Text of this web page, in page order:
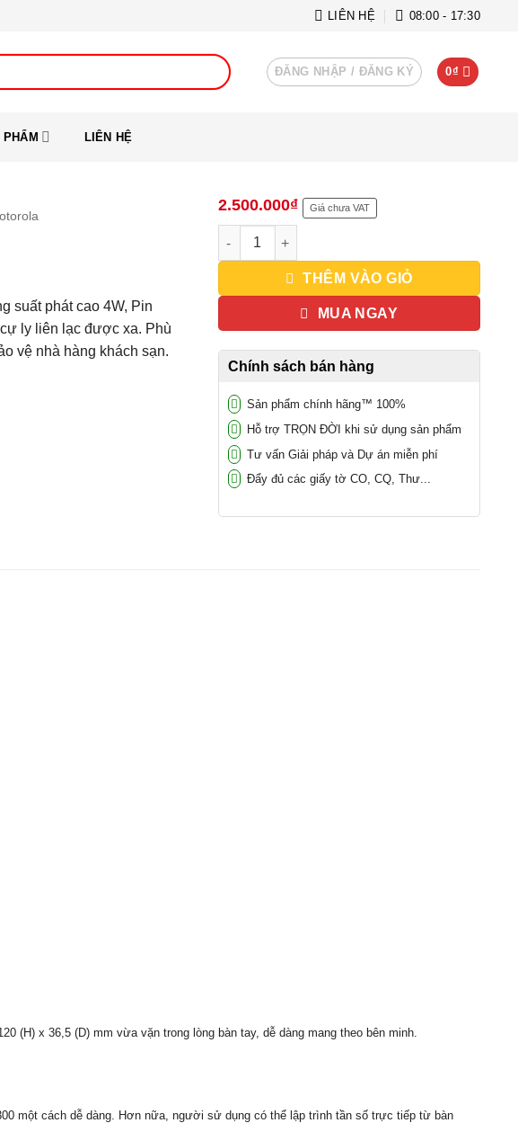
LIÊN HỆ 08:00 - 17:30
ĐĂNG NHẬP / ĐĂNG KÝ 0₫
LIÊN HỆ
suất phát cao 4W, Pin
ly liên lạc được xa. Phù
vệ nhà hàng khách sạn.
2.500.000₫ Giá chưa VAT
Bộ đàm Motorola CP1300 UHF số lượng
THÊM VÀO GIỎ
MUA NGAY
Chính sách bán hàng
Sản phẩm chính hãng™ 100%
Hỗ trợ TRỌN ĐỜI khi sử dụng sản phẩm
Tư vấn Giải pháp và Dự án miễn phí
Đẩy đủ các giấy tờ CO, CQ, Thư...
(H) x 36,5 (D) mm vừa vặn trong lòng bàn tay, dễ dàng mang theo bên minh.
một cách dễ dàng. Hơn nữa, người sử dụng có thể lập trình tần số trực tiếp từ bàn